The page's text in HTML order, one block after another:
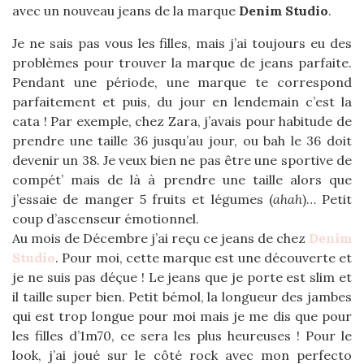
avec un nouveau jeans de la marque Denim Studio.
Je ne sais pas vous les filles, mais j’ai toujours eu des
problèmes pour trouver la marque de jeans parfaite.
Pendant une période, une marque te correspond
parfaitement et puis, du jour en lendemain c’est la
cata ! Par exemple, chez Zara, j’avais pour habitude de
prendre une taille 36 jusqu’au jour, ou bah le 36 doit
devenir un 38. Je veux bien ne pas être une sportive de
compét’ mais de là à prendre une taille alors que
j’essaie de manger 5 fruits et légumes (ahah)… Petit
coup d’ascenseur émotionnel.
Au mois de Décembre j’ai reçu ce jeans de chez Denim
Studio. Pour moi, cette marque est une découverte et
je ne suis pas déçue ! Le jeans que je porte est slim et
il taille super bien. Petit bémol, la longueur des jambes
qui est trop longue pour moi mais je me dis que pour
les filles d’1m70, ce sera les plus heureuses ! Pour le
look, j’ai joué sur le côté rock avec mon perfecto